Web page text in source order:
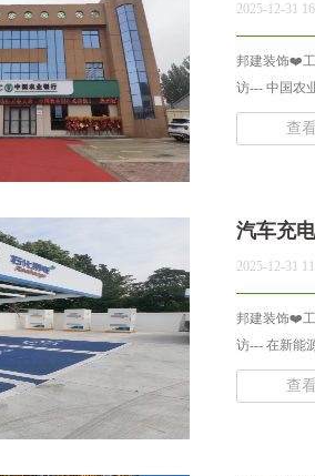
2025-12-31
邦建装饰❤️工
访--- 中国农
查
汽车充
2025-12-31
邦建装饰❤️工
访--- 在新能
查